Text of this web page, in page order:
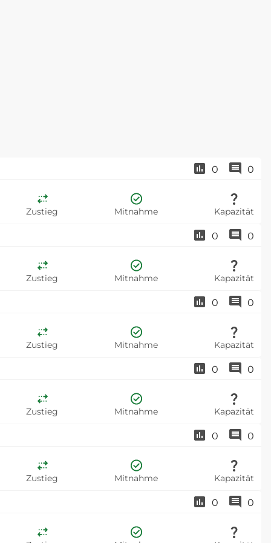
0 0
Zustieg
Mitnahme Kapazität
0 0
Zustieg
Mitnahme Kapazität
0 0
Zustieg
Mitnahme Kapazität
0 0
Zustieg
Mitnahme Kapazität
0 0
Zustieg
Mitnahme Kapazität
0 0